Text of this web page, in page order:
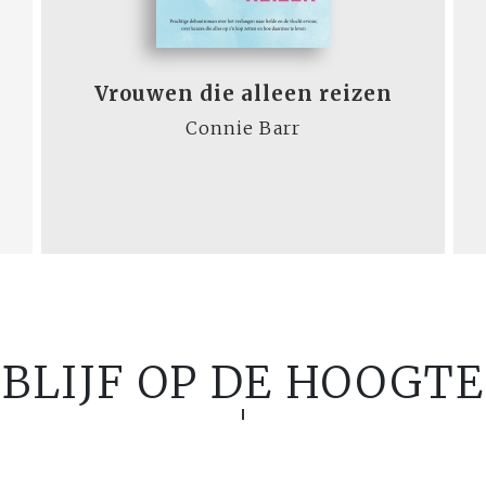
Vrouwen die alleen reizen
Connie Barr
BLIJF OP DE HOOGTE